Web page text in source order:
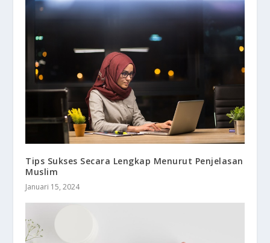
Tips Sukses Secara Lengkap Menurut Penjelasan
Muslim
Januari 15, 2024